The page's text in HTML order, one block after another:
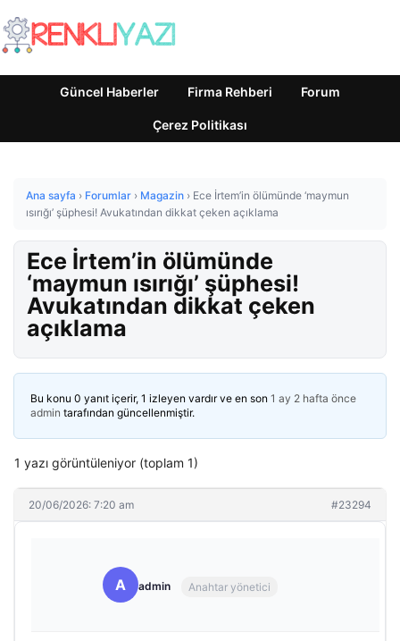
Güncel Haberler Firma Rehberi Forum
Çerez Politikası
Ana sayfa › Forumlar › Magazin › Ece İrtem’in ölümünde ‘maymun
ısırığı’ şüphesi! Avukatından dikkat çeken açıklama
Ece İrtem’in ölümünde
‘maymun ısırığı’ şüphesi!
Avukatından dikkat çeken
açıklama
Bu konu 0 yanıt içerir, 1 izleyen vardır ve en son 1 ay 2 hafta önce
admin tarafından güncellenmiştir.
1 yazı görüntüleniyor (toplam 1)
20/06/2026: 7:20 am #23294
A admin Anahtar yönetici